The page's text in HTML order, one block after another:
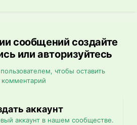
сообщений создайте
или авторизуйтесь
чтобы оставить
комментарий
аккаунт
аккаунт в нашем сообществе.